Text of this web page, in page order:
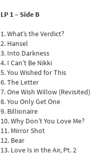
LP 1 – Side B
1. What’s the Verdict?
2. Hansel
3. Into Darkness
4. I Can’t Be Nikki
5. You Wished for This
6. The Letter
7. One Wish Willow (Revisited)
8. You Only Get One
9. Billionaire
10. Why Don’t You Love Me?
11. Mirror Shot
12. Bear
13. Love Is in the Air, Pt. 2